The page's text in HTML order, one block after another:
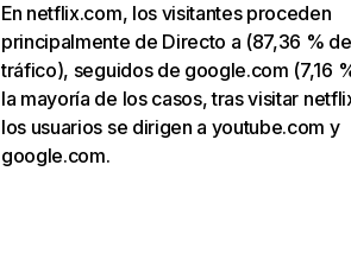
En netflix.com, los visitantes proceden
principalmente de Directo a (87,36 % de
tráfico), seguidos de google.com (7,16
la mayoría de los casos, tras visitar
los usuarios se dirigen a youtube.com y
google.com.